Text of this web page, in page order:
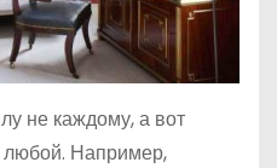
не каждому, а вот
Например,